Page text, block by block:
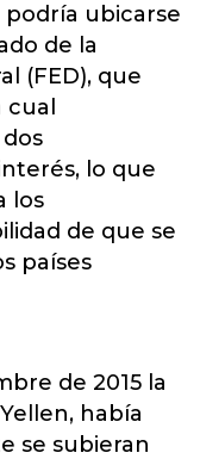
podría ubicarse
de la
(FED), que
lo que
los
de que se
países
de 2015 la
había
se subieran